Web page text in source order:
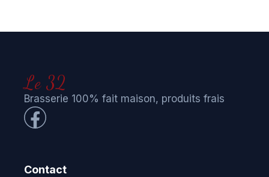
Le 32
Brasserie 100% fait maison, produits frais
Contact